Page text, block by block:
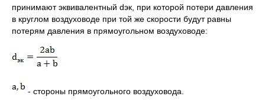
принимают эквивалентный dэк, при которой потери давления
в круглом воздуховоде при той же скорости будут равны
потерям давления в прямоугольном воздуховоде:
- стороны прямоугольного воздуховода.